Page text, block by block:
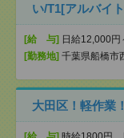
い/T1[アルバイ
[給 与] 日給12,000円
[勤務地] 千葉県船橋市
大田区！軽作業